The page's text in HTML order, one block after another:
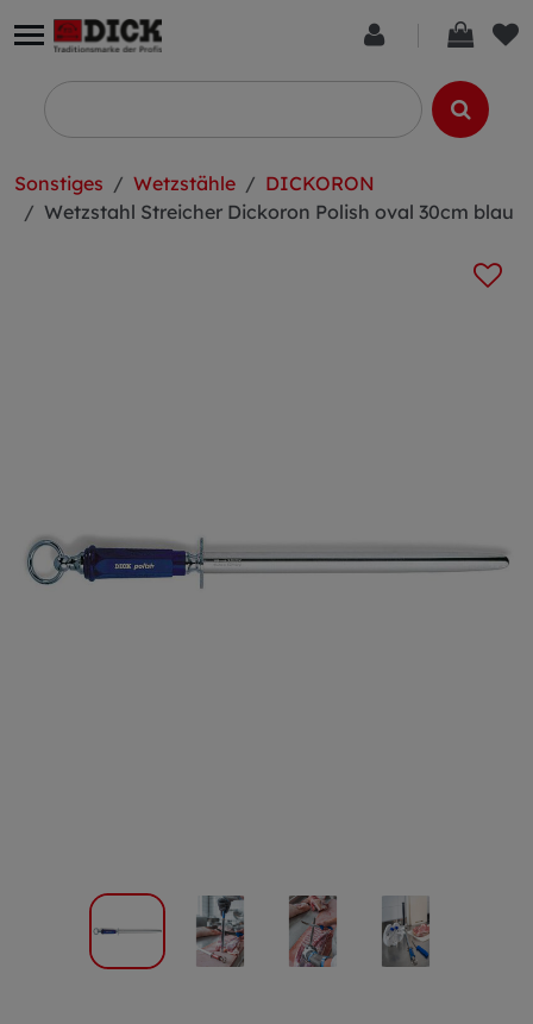
Sonstiges Wetzstähle
DICKORON
Wetzstahl Streicher Dickoron Polish oval 30cm blau